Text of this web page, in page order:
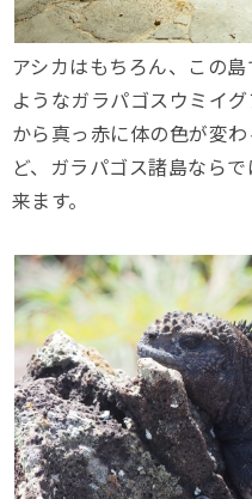
アシカはもちろん、この
ようなガラパゴスウミイ
から真っ赤に体の色が変
ど、ガラパゴス諸島なら
来ます。